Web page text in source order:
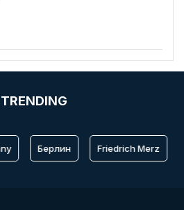
Берлин Friedrich Merz